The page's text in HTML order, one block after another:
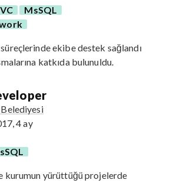
MsSQL
süreçlerinde ekibe destek sağlandı
katkıda bulunuldu.
4 ay
kurumun yürüttüğü projelerde